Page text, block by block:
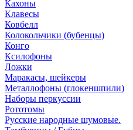
Кахоны
Клавесы
Ковбелл
Колокольчики (бубенцы)
Конго
Ксилофоны
Ложки
Маракасы, шейкеры
Металлофоны (глокеншпили)
Наборы перкуссии
Рототомы
Русские народные шумовые.